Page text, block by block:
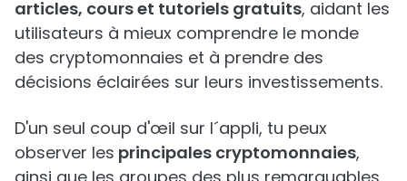
articles, cours et tutoriels gratuits, aidant les
utilisateurs à mieux comprendre le monde
des cryptomonnaies et à prendre des
décisions éclairées sur leurs investissements.
D'un seul coup d'œil sur l´appli, tu peux
observer les principales cryptomonnaies,